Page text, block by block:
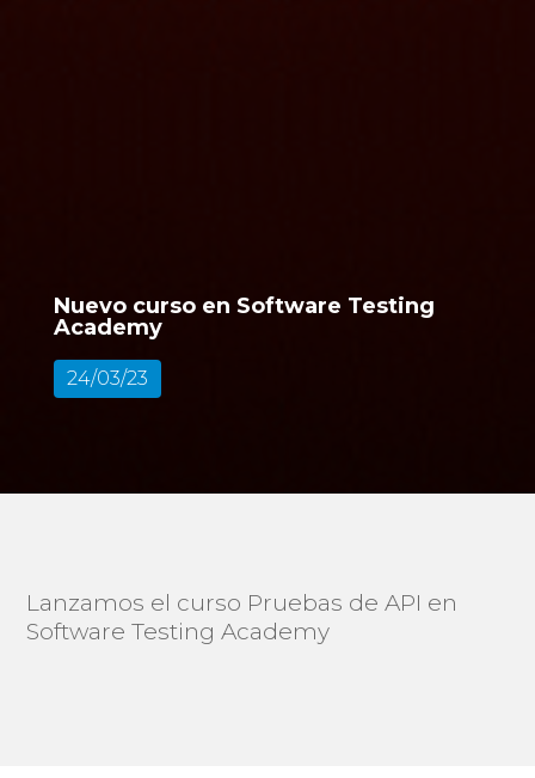
Nuevo curso en Software Testing
Academy
24/03/23
Lanzamos el curso Pruebas de API en
Software Testing Academy